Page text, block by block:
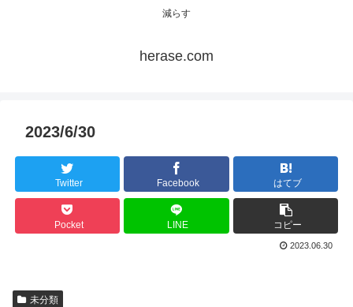
減らす
herase.com
2023/6/30
Twitter Facebook はてブ
Pocket LINE コピー
2023.06.30
未分類